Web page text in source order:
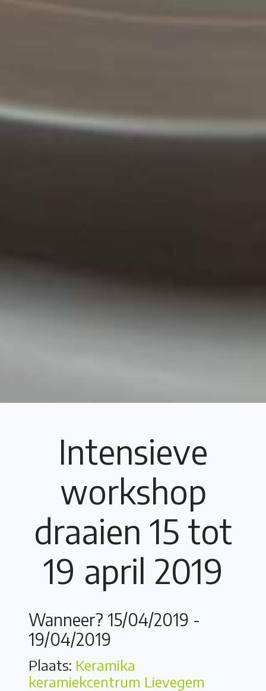
Intensieve
workshop
draaien 15 tot
19 april 2019
Wanneer? 15/04/2019 -
19/04/2019
Plaats: Keramika
keramiekcentrum Lievegem